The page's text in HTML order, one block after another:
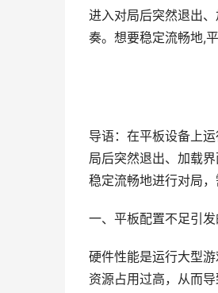
进入对局后突然退出
奏。想要稳定流畅地,
导语：在平板设备上
局后突然退出、加载
稳定流畅地进行对局
一、平板配置不足引
硬件性能是运行大型
资源占用过高，从而